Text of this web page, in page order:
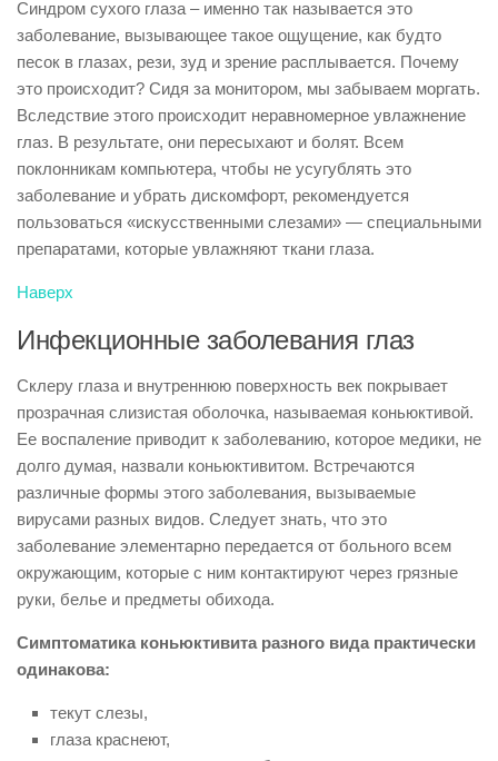
Синдром сухого глаза – именно так называется это
заболевание, вызывающее такое ощущение, как будто
песок в глазах, рези, зуд и зрение расплывается. Почему
это происходит? Сидя за монитором, мы забываем моргать.
Вследствие этого происходит неравномерное увлажнение
глаз. В результате, они пересыхают и болят. Всем
поклонникам компьютера, чтобы не усугублять это
заболевание и убрать дискомфорт, рекомендуется
пользоваться «искусственными слезами» — специальными
препаратами, которые увлажняют ткани глаза.
Наверх
Инфекционные заболевания глаз
Склеру глаза и внутреннюю поверхность век покрывает
прозрачная слизистая оболочка, называемая коньюктивой.
Ее воспаление приводит к заболеванию, которое медики, не
долго думая, назвали коньюктивитом. Встречаются
различные формы этого заболевания, вызываемые
вирусами разных видов. Следует знать, что это
заболевание элементарно передается от больного всем
окружающим, которые с ним контактируют через грязные
руки, белье и предметы обихода.
Симптоматика коньюктивита разного вида практически
одинакова:
текут слезы,
глаза краснеют,